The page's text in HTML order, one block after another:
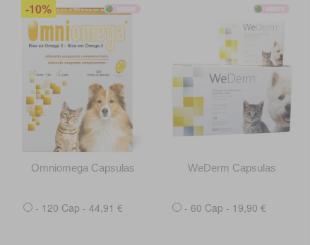
-10%
Omniomega Capsulas
- 120 Cap - 44,91 €
WeDerm Capsulas
- 60 Cap - 19,90 €